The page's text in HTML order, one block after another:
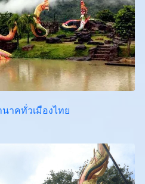
าคทั่วเมืองไทย